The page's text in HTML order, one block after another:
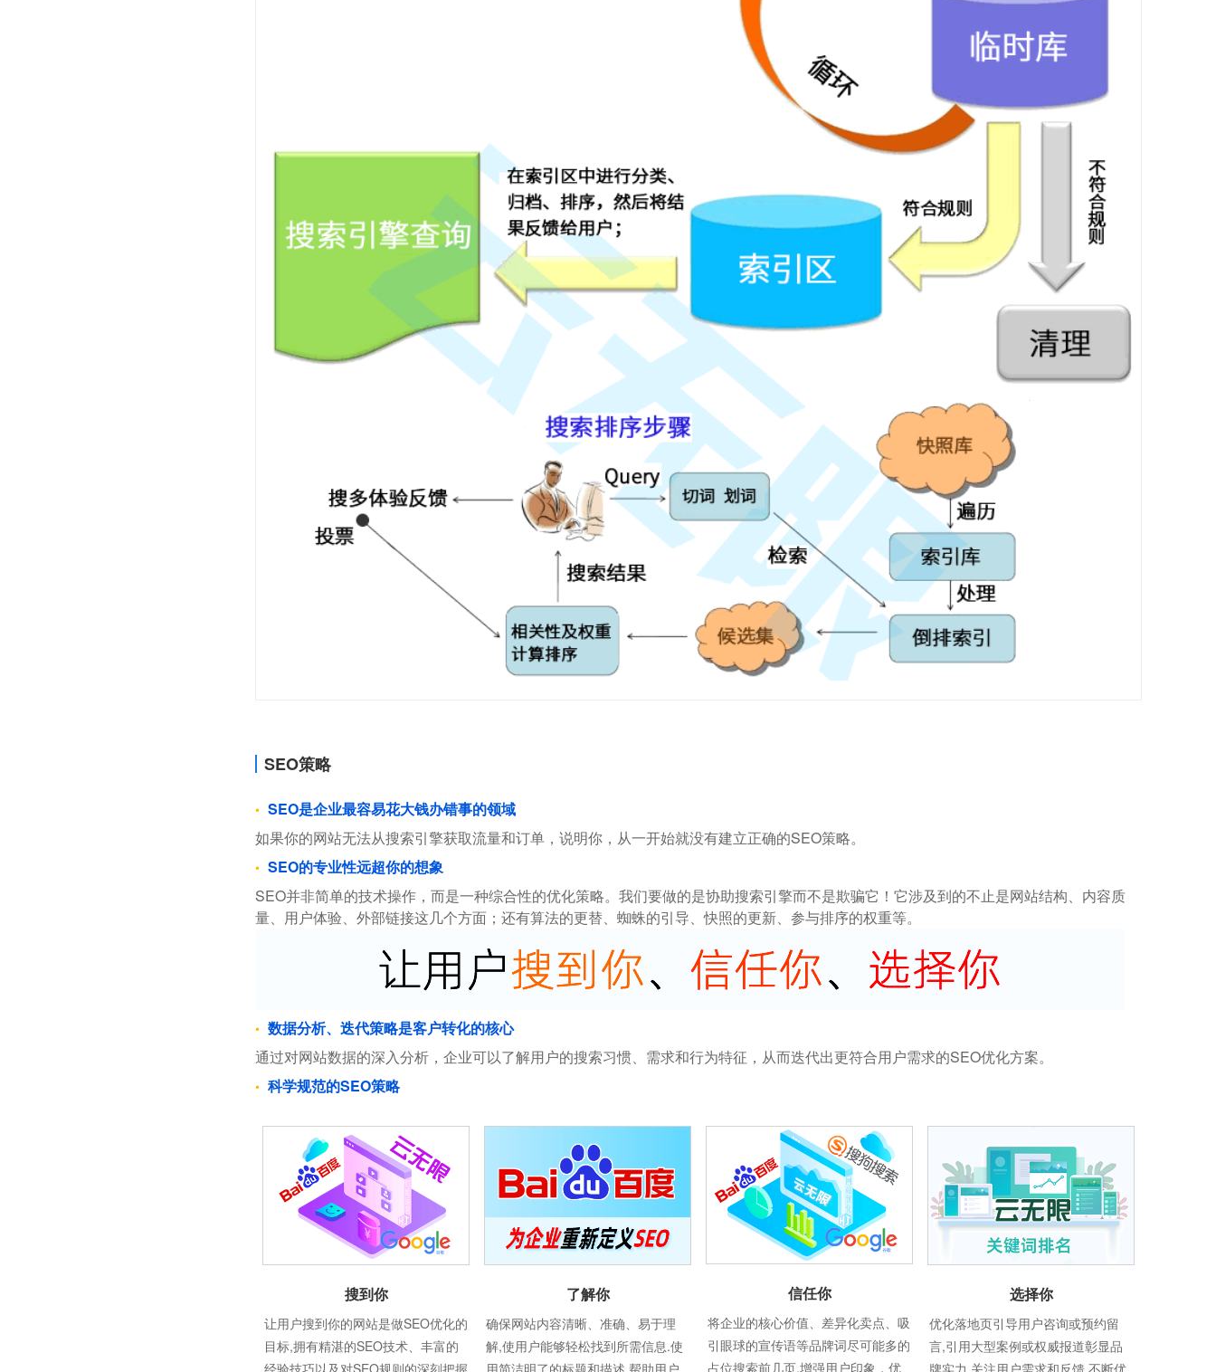
SEO策略
SEO是企业最容易花大钱办错事的领域
如果你的网站无法从搜索引擎获取流量和订单，说明你，从一开始就没有建立正确的SEO策略。
SEO的专业性远超你的想象
SEO并非简单的技术操作，而是一种综合性的优化策略。我们要做的是协助搜索引擎而不是欺骗它！它涉及到的不止是网站结构、内容质
量、用户体验、外部链接这几个方面；还有算法的更替、蜘蛛的引导、快照的更新、参与排序的权重等。
数据分析、迭代策略是客户转化的核心
通过对网站数据的深入分析，企业可以了解用户的搜索习惯、需求和行为特征，从而迭代出更符合用户需求的SEO优化方案。
科学规范的SEO策略
搜到你
让用户搜到你的网站是做SEO优化的
目标,拥有精湛的SEO技术、丰富的
经验技巧以及对SEO规则的深刻把握
了解你
确保网站内容清晰、准确、易于理
解,使用户能够轻松找到所需信息.使
用简洁明了的标题和描述,帮助用户
信任你
将企业的核心价值、差异化卖点、吸
引眼球的宣传语等品牌词尽可能多的
占位搜索前几页,增强用户印象，优
选择你
优化落地页引导用户咨询或预约留
言,引用大型案例或权威报道彰显品
牌实力,关注用户需求和反馈,不断优